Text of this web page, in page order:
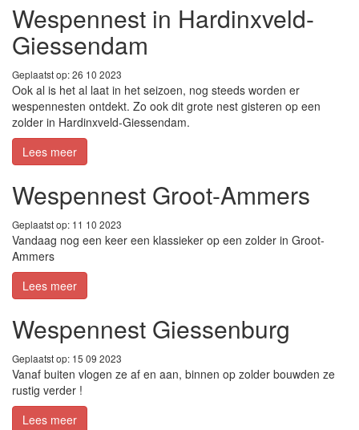
Wespennest in Hardinxveld-
Giessendam
Geplaatst op: 26 10 2023
Ook al is het al laat in het seizoen, nog steeds worden er
wespennesten ontdekt. Zo ook dit grote nest gisteren op een
zolder in Hardinxveld-Giessendam.
Lees meer
Wespennest Groot-Ammers
Geplaatst op: 11 10 2023
Vandaag nog een keer een klassieker op een zolder in Groot-
Ammers
Lees meer
Wespennest Giessenburg
Geplaatst op: 15 09 2023
Vanaf buiten vlogen ze af en aan, binnen op zolder bouwden ze
rustig verder !
Lees meer